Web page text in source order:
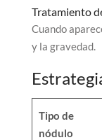
Tratamiento
Cuando
y la gravedad.
Tipo de
nódulo